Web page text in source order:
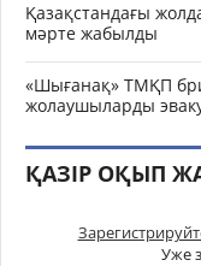
Қазақстандағы
мәрте жабылды
«Шығанақ» ТМҚП
жолаушыларды
ҚАЗІР ОҚЫП
Уже